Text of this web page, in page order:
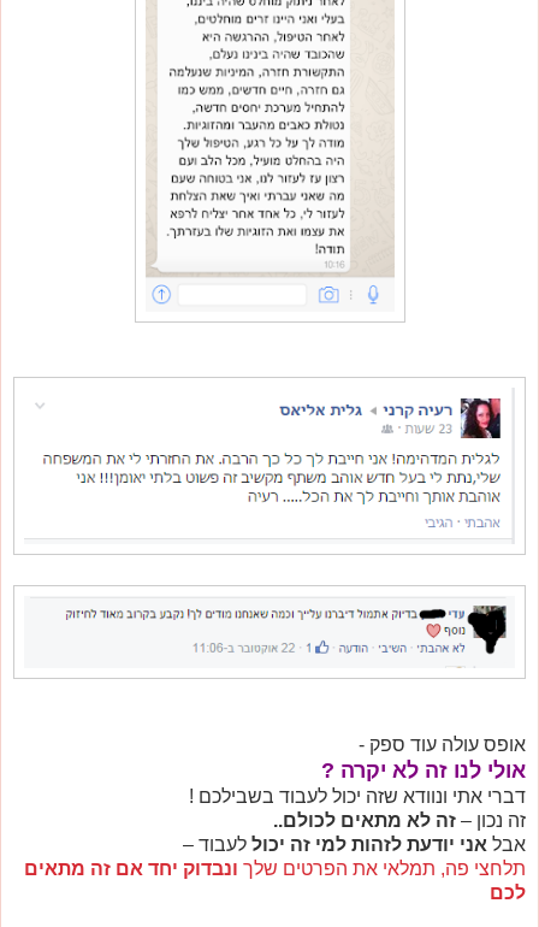
אופס עולה עוד ספק -
אולי לנו זה לא יקרה ?
דברי אתי ונוודא שזה יכול לעבוד בשבילכם !
זה נכון – זה לא מתאים לכולם..
אבל אני יודעת לזהות למי זה יכול לעבוד –
תלחצי פה, תמלאי את הפרטים שלך ונבדוק יחד אם זה מתאים
לכם